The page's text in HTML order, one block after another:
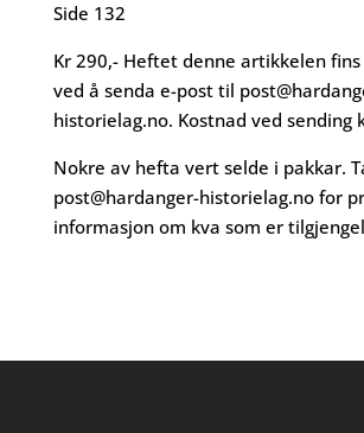
Side 132
Kr 290,- Heftet denne artikkelen
ved å senda e-post til
historielag.no. Kostnad ved sending
Nokre av hefta vert selde i pakkar.
post@hardanger-historielag.nofor
informasjon om kva som er